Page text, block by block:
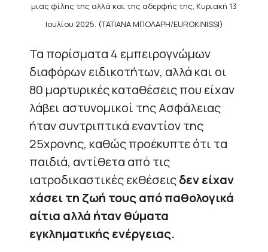
μιας φίλης της αλλά και της αδερφής της, Κυριακή 13
Ιουλίου 2025. (ΤΑΤΙΑΝΑ ΜΠΟΛΑΡΗ/EUROKINISSI)
Τα πορίσματα 4 εμπειρογνώμων
διαφόρων ειδικοτήτων, αλλά και οι
80 μαρτυρικές καταθέσεις που είχαν
λάβει αστυνομικοί της Ασφάλειας
ήταν συντριπτικά εναντίον της
25χρονης, καθώς προέκυπτε ότι τα
παιδιά, αντίθετα από τις
ιατροδικαστικές εκθέσειςδεν είχαν
χάσει τη ζωή τους από παθολογικά
αίτια αλλά ήταν θύματα
εγκληματικής ενέργειας.